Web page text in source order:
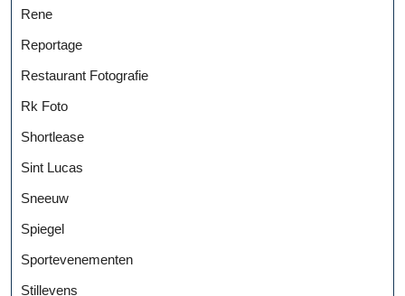
Rene
Reportage
Restaurant Fotografie
Rk Foto
Shortlease
Sint Lucas
Sneeuw
Spiegel
Sportevenementen
Stillevens